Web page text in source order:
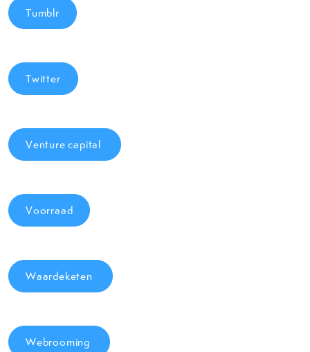
Tumblr
Twitter
Venture capital
Voorraad
Waardeketen
Webrooming